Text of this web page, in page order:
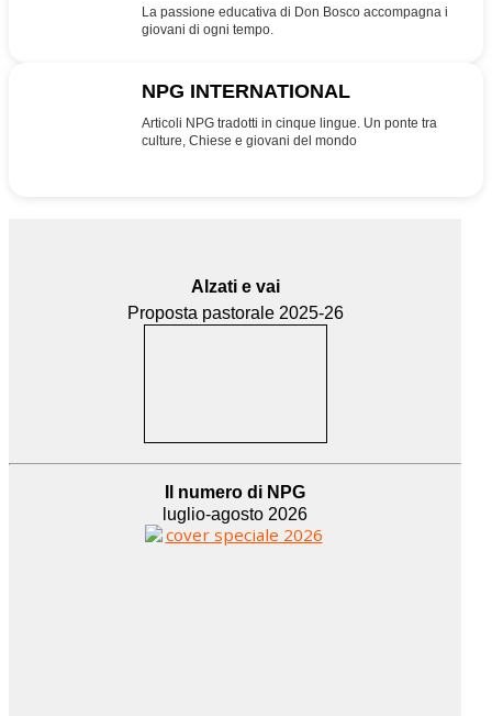
La passione educativa di Don Bosco accompagna i
giovani di ogni tempo.
NPG INTERNATIONAL
Articoli NPG tradotti in cinque lingue. Un ponte tra
culture, Chiese e giovani del mondo
Alzati e vai
Proposta pastorale 2025-26
Il numero di NPG
luglio-agosto 2026